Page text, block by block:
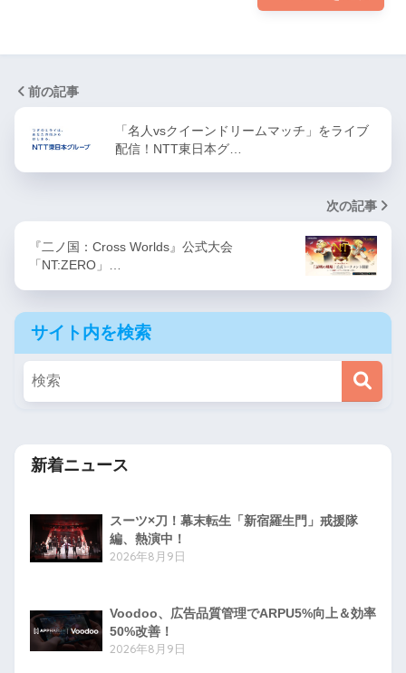
前の記事
「名人vsクイーンドリームマッチ」をライブ
配信！NTT東日本グ…
次の記事
『二ノ国：Cross Worlds』公式大会
「NT:ZERO」…
サイト内を検索
新着ニュース
スーツ×刀！幕末転生「新宿羅生門」戒援隊
編、熱演中！
2026年8月9日
Voodoo、広告品質管理でARPU5%向上＆効率
50%改善！
2026年8月9日